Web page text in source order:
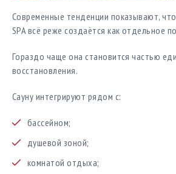
Современные тенденции показывают,
SPA всё реже создаётся как отдельное
Гораздо чаще она становится частью
восстановления.
Сауну интегрируют рядом с:
бассейном;
душевой зоной;
комнатой отдыха;